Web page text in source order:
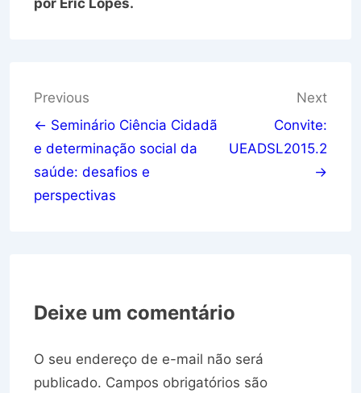
por Eric Lopes.
Navegação
de
Post
Previous
← Seminário Ciência Cidadã
e determinação social da
saúde: desafios e
perspectivas
Next
Convite:
UEADSL2015.2
→
Deixe um comentário
O seu endereço de e-mail não será
publicado. Campos obrigatórios são